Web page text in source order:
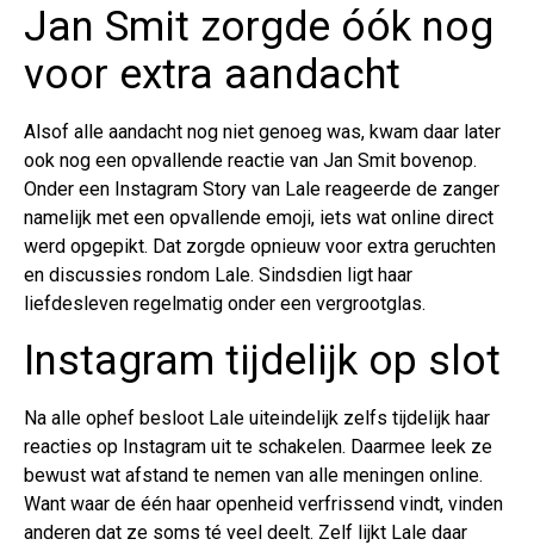
Jan Smit zorgde óók nog
voor extra aandacht
Alsof alle aandacht nog niet genoeg was, kwam daar later
ook nog een opvallende reactie van Jan Smit bovenop.
Onder een Instagram Story van Lale reageerde de zanger
namelijk met een opvallende emoji, iets wat online direct
werd opgepikt. Dat zorgde opnieuw voor extra geruchten
en discussies rondom Lale. Sindsdien ligt haar
liefdesleven regelmatig onder een vergrootglas.
Instagram tijdelijk op slot
Na alle ophef besloot Lale uiteindelijk zelfs tijdelijk haar
reacties op Instagram uit te schakelen. Daarmee leek ze
bewust wat afstand te nemen van alle meningen online.
Want waar de één haar openheid verfrissend vindt, vinden
anderen dat ze soms té veel deelt. Zelf lijkt Lale daar